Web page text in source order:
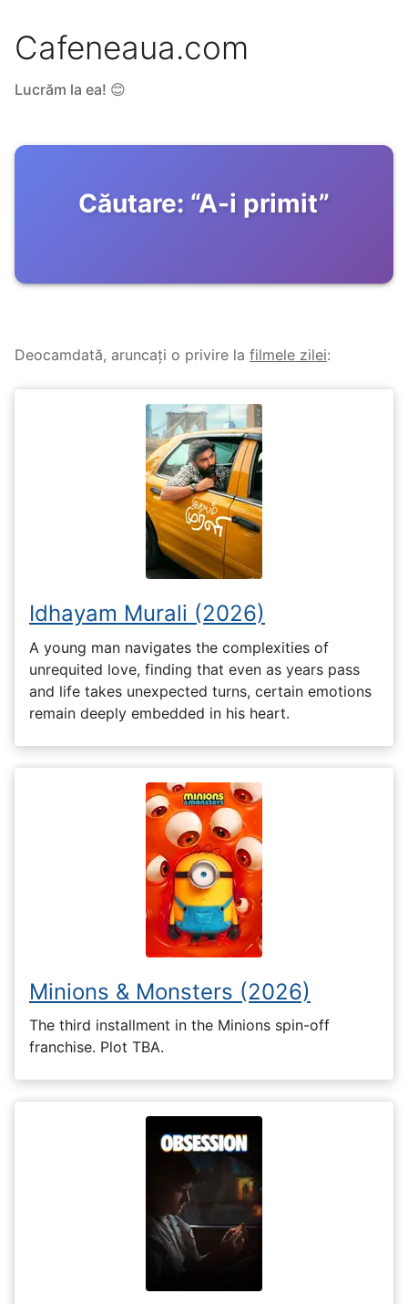
Cafeneaua.com
Lucrăm la ea! 😊
Căutare: “A-i primit”
Deocamdată, aruncați o privire la filmele zilei:
Idhayam Murali (2026)
A young man navigates the complexities of
unrequited love, finding that even as years pass
and life takes unexpected turns, certain emotions
remain deeply embedded in his heart.
Minions & Monsters (2026)
The third installment in the Minions spin-off
franchise. Plot TBA.